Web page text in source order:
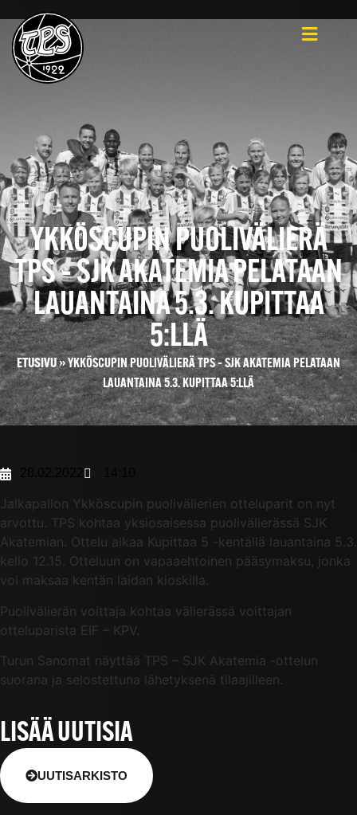
YKKÖSCUPIN PUOLIVÄLIERÄ
TPS – SJK AKATEMIA PELATAAN
LAUANTAINA 5.3. KUPITTAA
5:LLÄ
ETUSIVU»YKKÖSCUPIN PUOLIVÄLIERÄ TPS – SJK AKATEMIA PELATAAN
LAUANTAINA 5.3. KUPITTAA 5:LLÄ
Jalkapallon Ykköscupin puolivälierien otteluparit on nyt
arvottu. TPS kohtaa yksiosaisessa puolivälierässä SJK
Akatemian. Ottelu alkaa Kupittaa 5 -kentällä lauantaina 5.3.
kello 12.15. Otteluun on vapaaehtoinen pääsymaksu, jonka
voi maksaa kentän laidan kioskilla.
Puolivälierän voittaja kohtaa välierässä voittajan
otteluparista EIF – KPV.
Turun Sanomat näyttää TPS – SJK Akatemia -ottelun
suorana ja selostettuna lähetyksenä tilaajilleen.
LISÄÄ UUTISIA
UUTISARKISTO